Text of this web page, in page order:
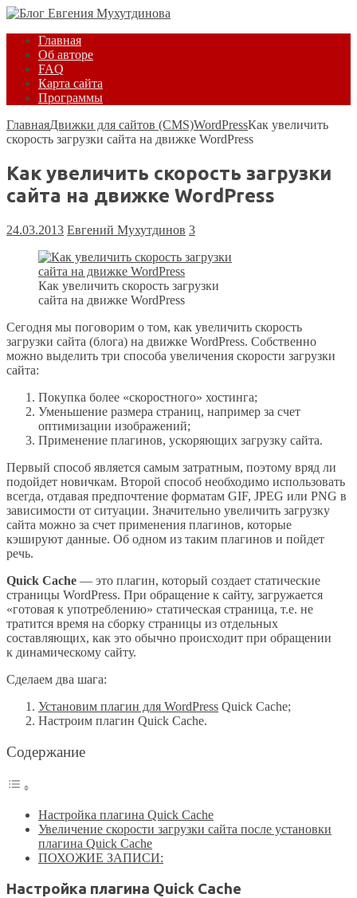
Главная
Об авторе
FAQ
Карта сайта
Программы
ГлавнаяДвижки для сайтов (CMS)WordPressКак увеличить
скорость загрузки сайта на движке WordPress
Как увеличить скорость загрузки
сайта на движке WordPress
24.03.2013 Евгений Мухутдинов 3
Как увеличить скорость загрузки
сайта на движке WordPress
Сегодня мы поговорим о том, как увеличить скорость
загрузки сайта (блога) на движке WordPress. Собственно
можно выделить три способа увеличения скорости загрузки
сайта:
Покупка более «скоростного» хостинга;
Уменьшение размера страниц, например за счет
оптимизации изображений;
Применение плагинов, ускоряющих загрузку сайта.
Первый способ является самым затратным, поэтому вряд ли
подойдет новичкам. Второй способ необходимо использовать
всегда, отдавая предпочтение форматам GIF, JPEG или PNG в
зависимости от ситуации. Значительно увеличить загрузку
сайта можно за счет применения плагинов, которые
кэшируют данные. Об одном из таким плагинов и пойдет
речь.
Quick Cache — это плагин, который создает статические
страницы WordPress. При обращение к сайту, загружается
«готовая к употреблению» статическая страница, т.е. не
тратится время на сборку страницы из отдельных
составляющих, как это обычно происходит при обращении
к динамическому сайту.
Сделаем два шага:
Установим плагин для WordPress Quick Cache;
Настроим плагин Quick Cache.
Содержание
Настройка плагина Quick Cache
Увеличение скорости загрузки сайта после установки
плагина Quick Cache
ПОХОЖИЕ ЗАПИСИ:
Настройка плагина Quick Cache